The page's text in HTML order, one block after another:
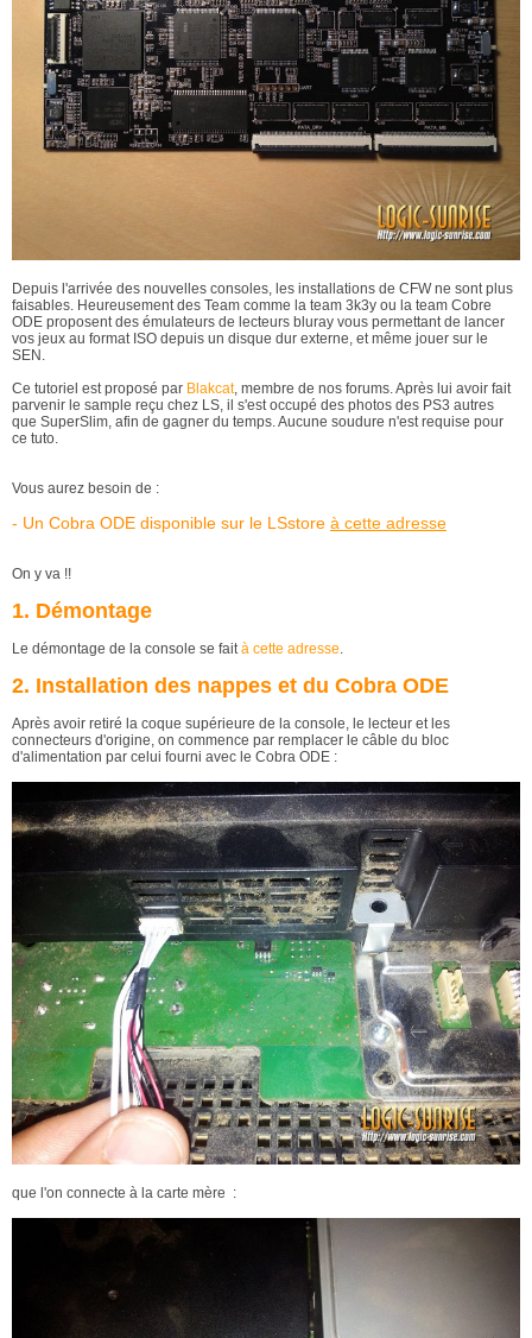
Depuis l'arrivée des nouvelles consoles, les installations de CFW ne sont plus
faisables. Heureusement des Team comme la team 3k3y ou la team Cobre
ODE proposent des émulateurs de lecteurs bluray vous permettant de lancer
vos jeux au format ISO depuis un disque dur externe, et même jouer sur le
SEN.
Ce tutoriel est proposé par Blakcat, membre de nos forums. Après lui avoir fait
parvenir le sample reçu chez LS, il s'est occupé des photos des PS3 autres
que SuperSlim, afin de gagner du temps. Aucune soudure n'est requise pour
ce tuto.
Vous aurez besoin de :
- Un Cobra ODE disponible sur le LSstore à cette adresse
On y va !!
1. Démontage
Le démontage de la console se faità cette adresse.
2. Installation des nappes et du Cobra ODE
Après avoir retiré la coque supérieure de la console, le lecteur et les
connecteurs d'origine, on commence par remplacer le câble du bloc
d'alimentation par celui fourni avec le Cobra ODE :
que l'on connecte à la carte mère :